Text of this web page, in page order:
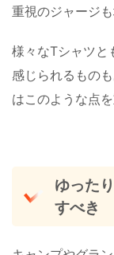
重視のジャージも
様々なTシャツと
感じられるもの
はこのような点
ゆった
すべき